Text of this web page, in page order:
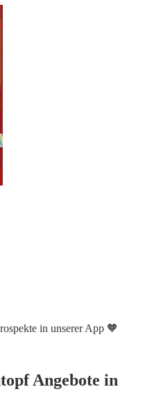
in unserer App 🧡
Angebote in